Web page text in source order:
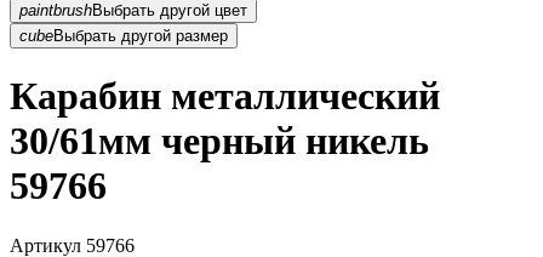
paintbrush
Выбрать другой цвет
cubeВыбрать другой размер
Карабин металлический
30/61мм черный никель
59766
Артикул 59766